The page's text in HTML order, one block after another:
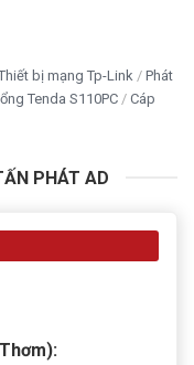
bị mạng Tp-Link
Phát
Tenda S110PC
Cáp
PHÁT AD